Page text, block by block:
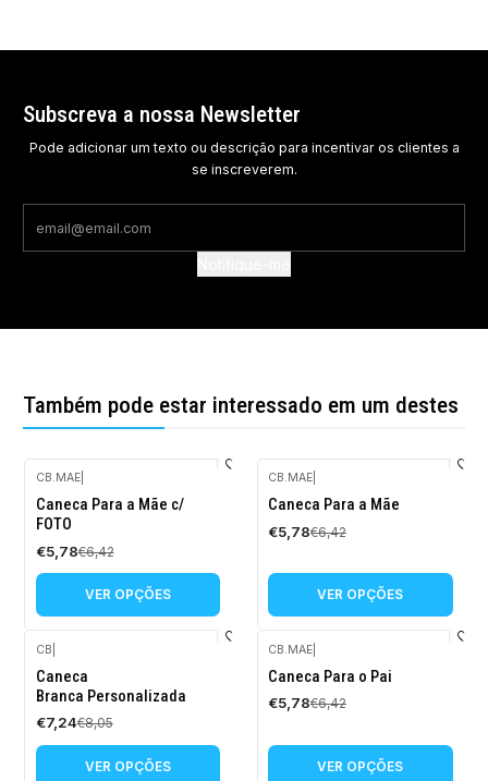
Subscreva a nossa Newsletter
Pode adicionar um texto ou descrição para incentivar os clientes a
se inscreverem.
Também pode estar interessado em um destes
-10%
DESCONTO
CB.MAE|
Caneca Para a Mãe c/
FOTO
€5,78€6,42
VER OPÇÕES
-10%
DESCONTO
CB.MAE
Caneca Para a Mãe
€5,78€6,42
VER OPÇÕES
-10%
DESCONTO
CB
Caneca
Branca Personalizada
€7,24€8,05
VER OPÇÕES
-10%
DESCONTO
CB.MAE
Caneca Para o Pai
€5,78€6,42
VER OPÇÕES